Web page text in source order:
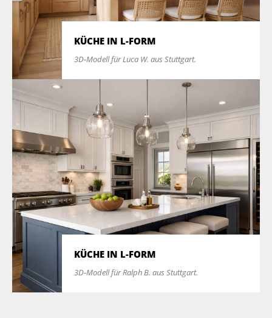
KÜCHE IN L-FORM
3D-Modell für Luca W. aus Stuttgart.
KÜCHE IN L-FORM
3D-Modell für Ralph B. aus Stuttgart.